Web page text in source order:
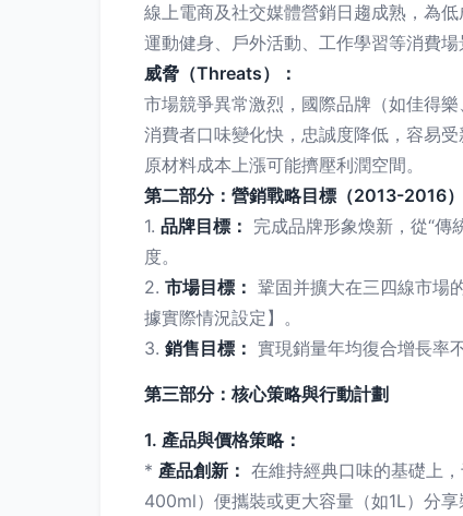
線上電商及社交媒體營銷日趨成熟，為
運動健身、戶外活動、工作學習等消費場
威脅（Threats）：
市場競爭異常激烈，國際品牌（如佳得
消費者口味變化快，忠誠度降低，容易受
原材料成本上漲可能擠壓利潤空間。
第二部分：營銷戰略目標（2013-2016）
1. 品牌目標： 完成品牌形象煥新，從“傳
度。
2. 市場目標： 鞏固并擴大在三四線市場
據實際情況設定】。
3. 銷售目標： 實現銷量年均復合增長率
第三部分：核心策略與行動計劃
1. 產品與價格策略：
* 產品創新： 在維持經典口味的基礎上
400ml）便攜裝或更大容量（如1L）分享